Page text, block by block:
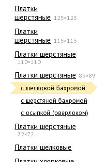
Платки
шерстяные 125×125
Платки
шерстяные 115×115
Платки шерстяные
110×110
Платки шерстяные 89×89
с шелковой бахромой
с шерстяной бахромой
с осыпкой (оверлоком)
Платки шерстяные
72×72
Платки шелковые